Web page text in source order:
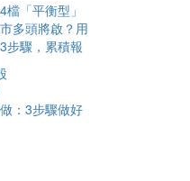
「平衡型」
多頭將啟？用
步驟，累積報
：3步驟做好